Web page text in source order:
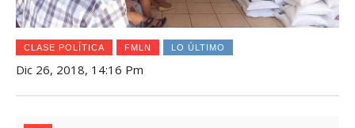
CLASE POLÍTICA FMLN LO ÚLTIMO
Dic 26, 2018, 14:16 Pm